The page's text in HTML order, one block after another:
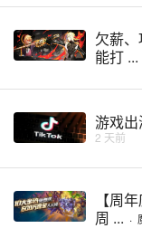
欠薪
能打 ...
游戏出
2 天前
【周
周 ... ·